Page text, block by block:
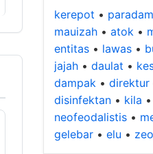
kerepot • paradam
mauizah • atok •
entitas • lawas •
jajah • daulat •
dampak • direktur
disinfektan • kila •
neofeodalistis •
gelebar • elu •